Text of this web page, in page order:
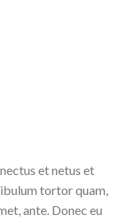
et netus et
tortor quam,
ante. Donec eu